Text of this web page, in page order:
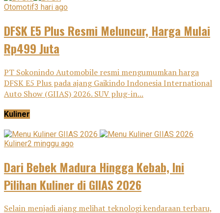
Otomotif3 hari ago
DFSK E5 Plus Resmi Meluncur, Harga Mulai
Rp499 Juta
PT Sokonindo Automobile resmi mengumumkan harga
DFSK E5 Plus pada ajang Gaikindo Indonesia International
Auto Show (GIIAS) 2026. SUV plug-in...
Kuliner
Kuliner2 minggu ago
Dari Bebek Madura Hingga Kebab, Ini
Pilihan Kuliner di GIIAS 2026
Selain menjadi ajang melihat teknologi kendaraan terbaru,